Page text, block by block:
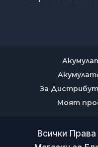
За
Моят
Всички